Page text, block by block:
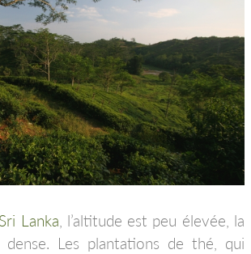
Sri Lanka , l’altitude est peu élevée, la
Les plantations de thé, qui